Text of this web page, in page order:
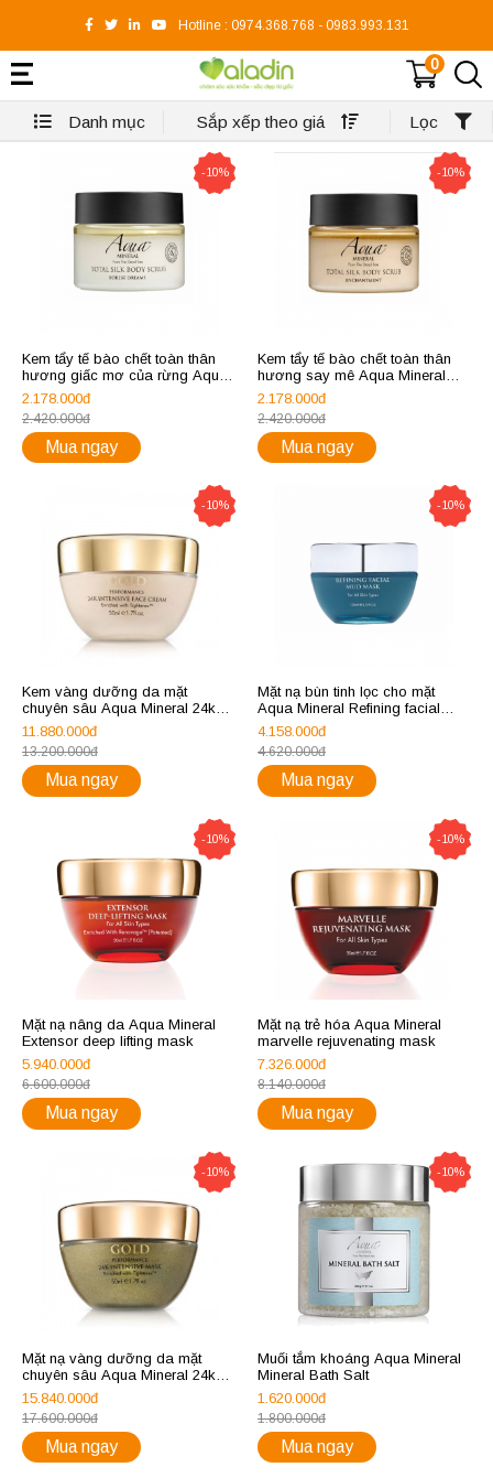
Hotline : 0974.368.768 - 0983.993.131
0
Danh mục Sắp xếp theo giá Lọc
-10%
Kem tẩy tế bào chết toàn thân
hương giấc mơ của rừng Aqua
Mineral Total silk body scrub
forest dreams
2.178.000đ
2.420.000đ
Mua ngay
-10%
Kem tẩy tế bào chết toàn thân
hương say mê Aqua Mineral
Total silk body scrub
enchantment
2.178.000đ
2.420.000đ
Mua ngay
-10%
Kem vàng dưỡng da mặt
chuyên sâu Aqua Mineral 24k
Intensive face cream
11.880.000đ
13.200.000đ
Mua ngay
-10%
Mặt nạ bùn tinh lọc cho mặt
Aqua Mineral Refining facial
mud mask
4.158.000đ
4.620.000đ
Mua ngay
-10%
Mặt nạ nâng da Aqua Mineral
Extensor deep lifting mask
5.940.000đ
6.600.000đ
Mua ngay
-10%
Mặt nạ trẻ hóa Aqua Mineral
marvelle rejuvenating mask
7.326.000đ
8.140.000đ
Mua ngay
-10%
Mặt nạ vàng dưỡng da mặt
chuyên sâu Aqua Mineral 24k
intensive mask
15.840.000đ
17.600.000đ
Mua ngay
-10%
Muối tắm khoáng Aqua Mineral
Mineral Bath Salt
1.620.000đ
1.800.000đ
Mua ngay